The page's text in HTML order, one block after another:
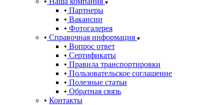
Партнеры
Вакансии
Фотогалерея
Справочная информация
Вопрос ответ
Сертификаты
Правила транспортировки
Пользовательское соглашение
Полезные статьи
Обратная связь
Контакты